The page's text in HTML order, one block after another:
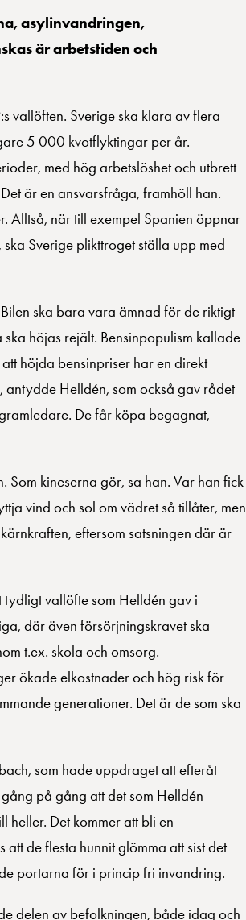
asylinvandringen,
är arbetstiden och
vallöften. Sverige ska klara av flera
5 000 kvotflyktingar per år.
med hög arbetslöshet och utbrett
är en ansvarsfråga, framhöll han.
Alltså, när till exempel Spanien öppnar
Sverige plikttroget ställa upp med
Bilen ska bara vara ämnad för de riktigt
höjas rejält. Bensinpopulism kallade
höjda bensinpriser har en direkt
antydde Helldén, som också gav rådet
De får köpa begagnat,
Som kineserna gör, sa han. Var han fick
vind och sol om vädret så tillåter, men
eftersom satsningen där är
tydligt vallöfte som Helldén gav i
där även försörjningskravet ska
t.ex. skola och omsorg.
ökade elkostnader och hög risk för
generationer. Det är de som ska
som hade uppdraget att efteråt
på gång att det som Helldén
heller. Det kommer att bli en
de flesta hunnit glömma att sist det
portarna för i princip fri invandring.
delen av befolkningen, både idag och